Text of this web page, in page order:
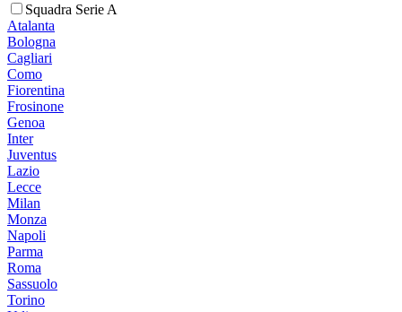
Squadra Serie A
Atalanta
Bologna
Cagliari
Como
Fiorentina
Frosinone
Genoa
Inter
Juventus
Lazio
Lecce
Milan
Monza
Napoli
Parma
Roma
Sassuolo
Torino